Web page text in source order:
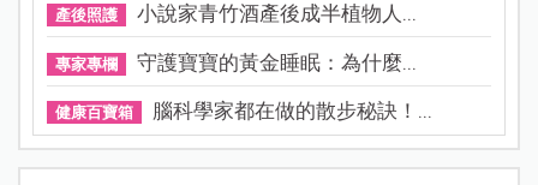
產後照護 小說家青竹酒產後成半植物人...
專家專欄 守護寶寶的黃金睡眠：為什麼...
健康百寶箱 腦科學家都在做的散步秘訣！...